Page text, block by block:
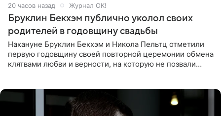
20 часов назад Журнал OK!
Бруклин Бекхэм публично уколол своих
родителей в годовщину свадьбы
Накануне Бруклин Бекхэм и Никола Пельтц отметили
первую годовщину своей повторной церемонии обмена
клятвами любви и верности, на которую не позвали